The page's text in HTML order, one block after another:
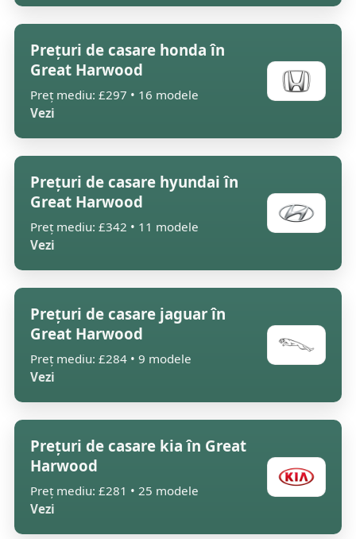
Prețuri de casare honda în
Great Harwood
Preț mediu: £297 • 16 modele
Vezi
Prețuri de casare hyundai în
Great Harwood
Preț mediu: £342 • 11 modele
Vezi
Prețuri de casare jaguar în
Great Harwood
Preț mediu: £284 • 9 modele
Vezi
Prețuri de casare kia în Great
Harwood
Preț mediu: £281 • 25 modele
Vezi